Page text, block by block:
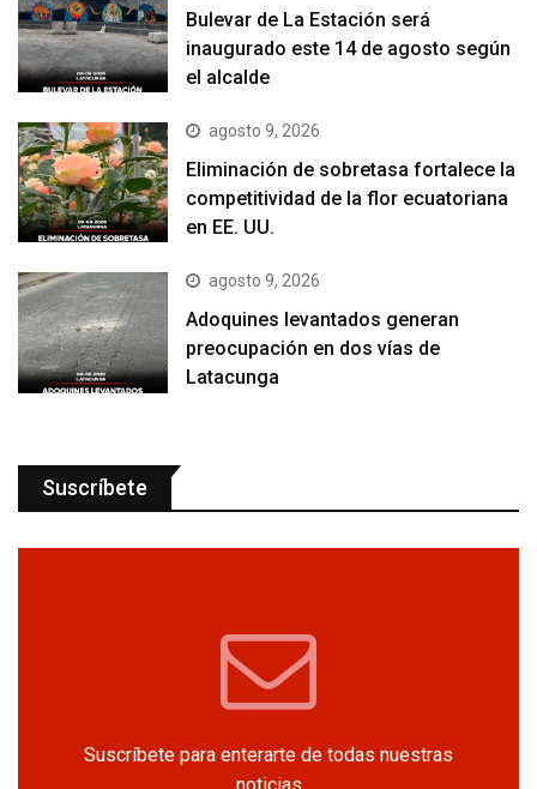
Bulevar de La Estación será
inaugurado este 14 de agosto según
el alcalde
agosto 9, 2026
Eliminación de sobretasa fortalece la
competitividad de la flor ecuatoriana
en EE. UU.
agosto 9, 2026
Adoquines levantados generan
preocupación en dos vías de
Latacunga
Suscríbete
Suscríbete para enterarte de todas nuestras
noticias